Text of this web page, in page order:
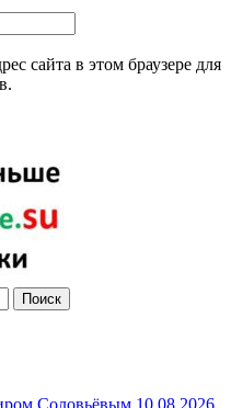
сайта в этом браузере для
Соловьёвым 10.08.2026